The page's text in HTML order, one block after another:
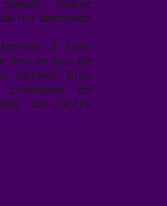
soient
ma demande
à tout
lien en bas de
obtenir plus
pratiques de
sur notre